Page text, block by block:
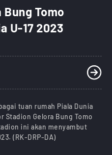
Bung Tomo
U-17 2023
tuan rumah Piala Dunia
Stadion Gelora Bung Tomo
ini akan menyambut
(RK-DRP-DA)